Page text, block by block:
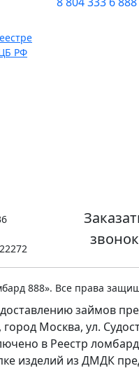
РФ
звонок
888». Все права
займов
город Москва, ул.
в Реестр
изделий из ДМДК